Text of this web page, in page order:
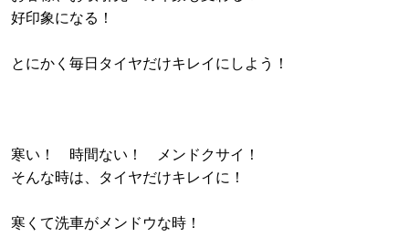
好印象になる！
とにかく毎日タイヤだけキレイにしよう！
寒い！ 時間ない！ メンドクサイ！
そんな時は、タイヤだけキレイに！
寒くて洗車がメンドウな時！